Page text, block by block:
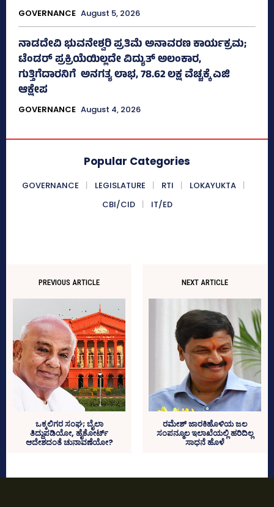
GOVERNANCE August 5, 2026
ನಾಡದೇವಿ ಭುವನೇಶ್ವರಿ ಪ್ರತಿಮೆ ಅನಾವರಣ ಕಾರ್ಯಕ್ರಮ;
ಟೆಂಡರ್ ಪ್ರಕ್ರಿಯೆಯಿಲ್ಲದೇ ವಿದ್ಯುತ್‌ ಅಲಂಕಾರ,
ಗುತ್ತಿಗೆದಾರನಿಗೆ ಅನಗತ್ಯ ಲಾಭ, 78.62 ಲಕ್ಷ ವೆಚ್ಚಕ್ಕೆ ಎಜಿ
ಆಕ್ಷೇಪ
GOVERNANCE August 4, 2026
Popular Categories
GOVERNANCE LEGISLATURE RTI
LOKAYUKTA
CBI/CID
IT/ED
PREVIOUS ARTICLE
ಒಕ್ಕಲಿಗರ ಸಂಘ; ಬೈಲಾ
ತಿದ್ದುಪಡಿಯೋ, ಹೈಕೋರ್ಟ್‌
ಆದೇಶದಂತೆ ಚುನಾವಣೆಯೋ?
NEXT ARTICLE
ರಮೇಶ್‌ ಜಾರಕಿಹೊಳಿಯ ಜಲ
ಸಂಪನ್ಮೂಲ ಇಲಾಖೆಯಲ್ಲಿ ಹರಿದಿಲ್ಲ
ಸಾಧನೆ ಹೊಳೆ